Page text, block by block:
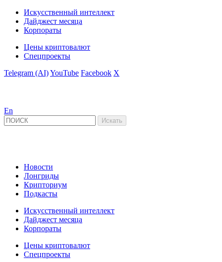
Искусственный интеллект
Дайджест месяца
Корпораты
Цены криптовалют
Спецпроекты
Telegram (AI)YouTube Facebook X
En
Новости
Лонгриды
Крипториум
Подкасты
Искусственный интеллект
Дайджест месяца
Корпораты
Цены криптовалют
Спецпроекты